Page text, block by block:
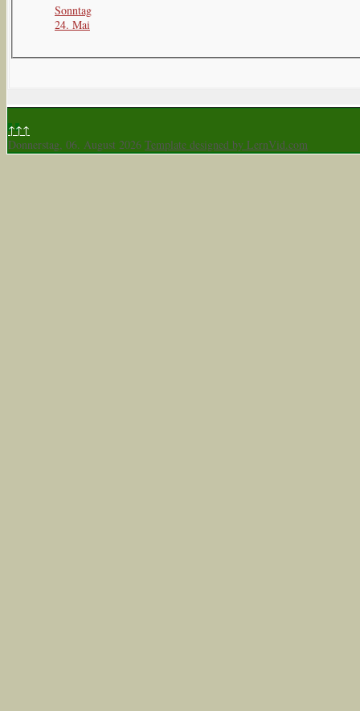
Sonntag
24. Mai
↑↑↑
Donnerstag, 06. August 2026 Template designed by LernVid.com